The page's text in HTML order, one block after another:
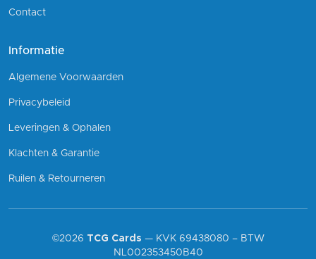
Contact
Informatie
Algemene Voorwaarden
Privacybeleid
Leveringen & Ophalen
Klachten & Garantie
Ruilen & Retourneren
©2026 TCG Cards — KVK 69438080 – BTW
NL002353450B40